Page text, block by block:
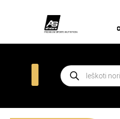
Prenumeruokite